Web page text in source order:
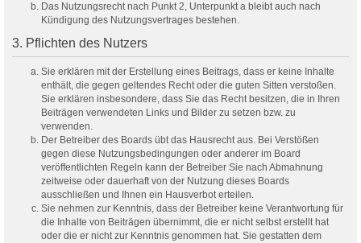
Das Nutzungsrecht nach Punkt 2, Unterpunkt a bleibt auch nach
Kündigung des Nutzungsvertrages bestehen.
3. Pflichten des Nutzers
Sie erklären mit der Erstellung eines Beitrags, dass er keine Inhalte
enthält, die gegen geltendes Recht oder die guten Sitten verstoßen.
Sie erklären insbesondere, dass Sie das Recht besitzen, die in Ihren
Beiträgen verwendeten Links und Bilder zu setzen bzw. zu
verwenden.
Der Betreiber des Boards übt das Hausrecht aus. Bei Verstößen
gegen diese Nutzungsbedingungen oder anderer im Board
veröffentlichten Regeln kann der Betreiber Sie nach Abmahnung
zeitweise oder dauerhaft von der Nutzung dieses Boards
ausschließen und Ihnen ein Hausverbot erteilen.
Sie nehmen zur Kenntnis, dass der Betreiber keine Verantwortung für
die Inhalte von Beiträgen übernimmt, die er nicht selbst erstellt hat
oder die er nicht zur Kenntnis genommen hat. Sie gestatten dem